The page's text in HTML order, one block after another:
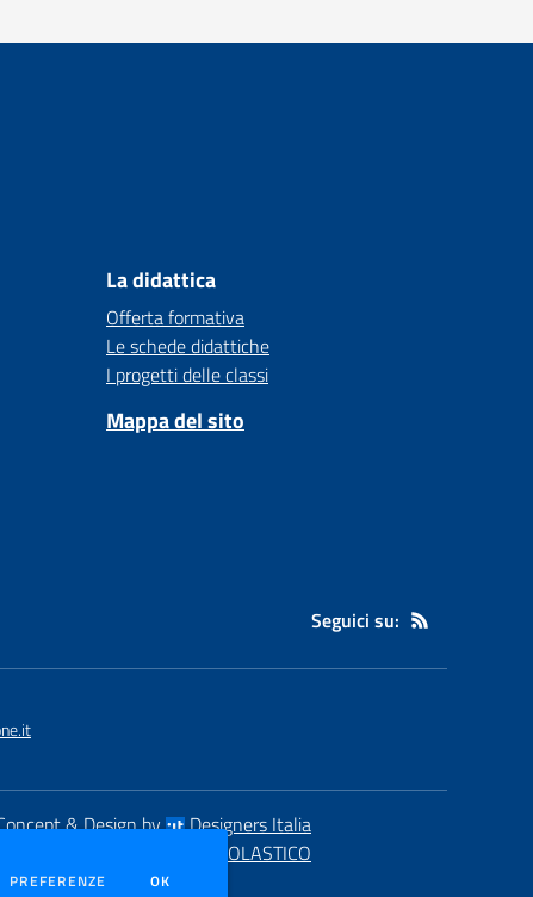
La didattica
Offerta formativa
Le schede didattiche
I progetti delle classi
Mappa del sito
Seguici su:
& Design by
Designers Italia
SCUOLASTICO
PREFERENZE DEI COOKIE
OK